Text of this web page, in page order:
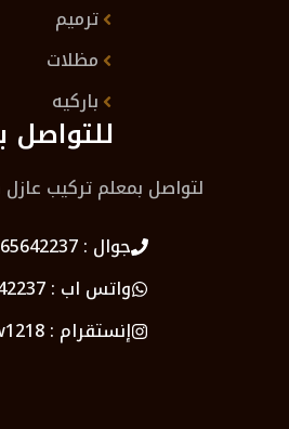
ترميم
مظلات
باركيه
للتواصل
لتواصل بمعلم تركيب
جوال :
واتس اب :
إنستقرام :